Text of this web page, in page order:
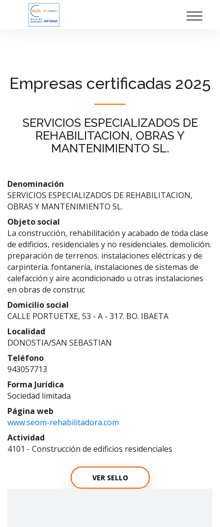
Empresas certificadas 2025
SERVICIOS ESPECIALIZADOS DE
REHABILITACION, OBRAS Y
MANTENIMIENTO SL.
Denominación
SERVICIOS ESPECIALIZADOS DE REHABILITACION,
OBRAS Y MANTENIMIENTO SL.
Objeto social
La construcción, rehabilitación y acabado de toda clase
de edificios, residenciales y no residenciales. demolición.
preparación de terrenos. instalaciones eléctricas y de
carpintería. fontanería, instalaciones de sistemas de
calefacción y aire acondicionado u otras instalaciones
en obras de construc
Domicilio social
CALLE PORTUETXE, 53 - A - 317. BO. IBAETA
Localidad
DONOSTIA/SAN SEBASTIAN
Teléfono
943057713
Forma Jurídica
Sociedad limitada
Página web
www.seom-rehabilitadora.com
Actividad
4101 - Construcción de edificios residenciales
VER SELLO